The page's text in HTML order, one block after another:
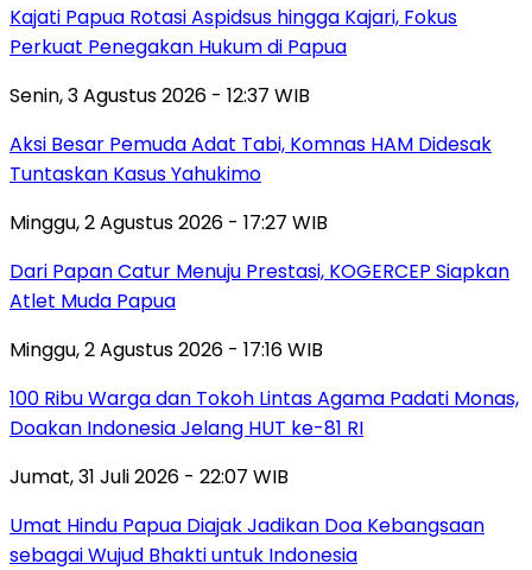
Kajati Papua Rotasi Aspidsus hingga Kajari, Fokus
Perkuat Penegakan Hukum di Papua
Senin, 3 Agustus 2026 - 12:37 WIB
Aksi Besar Pemuda Adat Tabi, Komnas HAM Didesak
Tuntaskan Kasus Yahukimo
Minggu, 2 Agustus 2026 - 17:27 WIB
Dari Papan Catur Menuju Prestasi, KOGERCEP Siapkan
Atlet Muda Papua
Minggu, 2 Agustus 2026 - 17:16 WIB
100 Ribu Warga dan Tokoh Lintas Agama Padati Monas,
Doakan Indonesia Jelang HUT ke-81 RI
Jumat, 31 Juli 2026 - 22:07 WIB
Umat Hindu Papua Diajak Jadikan Doa Kebangsaan
sebagai Wujud Bhakti untuk Indonesia